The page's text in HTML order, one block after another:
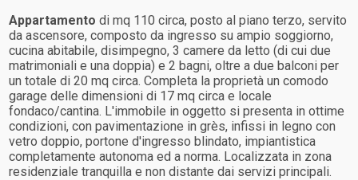
Appartamento di mq 110 circa, posto al piano terzo, servito
da ascensore, composto da ingresso su ampio soggiorno,
cucina abitabile, disimpegno, 3 camere da letto (di cui due
matrimoniali e una doppia) e 2 bagni, oltre a due balconi per
un totale di 20 mq circa. Completa la proprietà un comodo
garage delle dimensioni di 17 mq circa e locale
fondaco/cantina. L'immobile in oggetto si presenta in ottime
condizioni, con pavimentazione in grès, infissi in legno con
vetro doppio, portone d'ingresso blindato, impiantistica
completamente autonoma ed a norma. Localizzata in zona
residenziale tranquilla e non distante dai servizi principali.